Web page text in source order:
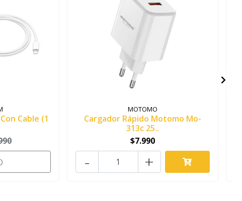
Cable (1
MOTOMO
Cargador Rápido Motomo Mo-
313c 25..
$7.990
+
-